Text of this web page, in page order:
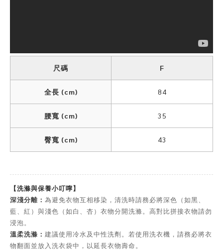
尺碼 F
全長 (cm) 84
腰寬 (cm) 35
臀寬 (cm) 43
【洗滌與保養小叮嚀】
深淺分離： 為避免衣物互相移染，清洗時請務必將深色（如黑、
藍、紅）與淺色（如白、杏）衣物分開洗滌。高對比拼接衣物請勿
浸泡。
溫柔洗滌： 建議使用冷水及中性洗劑。若使用洗衣機，請務必將衣
物翻面並放入洗衣袋中，以延長衣物壽命。